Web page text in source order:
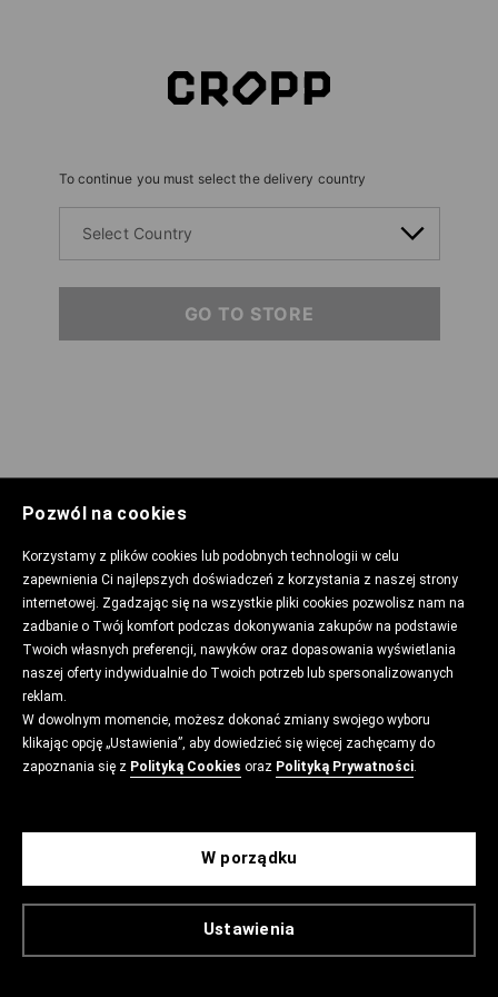
Pozwól na cookies
Korzystamy z plików cookies lub podobnych technologii w celu
zapewnienia Ci najlepszych doświadczeń z korzystania z naszej strony
internetowej. Zgadzając się na wszystkie pliki cookies pozwolisz nam na
zadbanie o Twój komfort podczas dokonywania zakupów na podstawie
Twoich własnych preferencji, nawyków oraz dopasowania wyświetlania
naszej oferty indywidualnie do Twoich potrzeb lub spersonalizowanych
reklam.
W dowolnym momencie, możesz dokonać zmiany swojego wyboru
klikając opcję „Ustawienia”, aby dowiedzieć się więcej zachęcamy do
zapoznania się z Polityką Cookies oraz Polityką Prywatności.
Ustawienia
W porządku
To continue you must select the delivery country
Select Country
GO TO STORE